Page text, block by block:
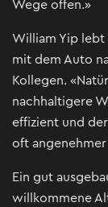
Wege offen.»
William Yip
mit dem Auto
Kollegen.
nachhaltigere
effizient und
oft
Ein gut
willkommene